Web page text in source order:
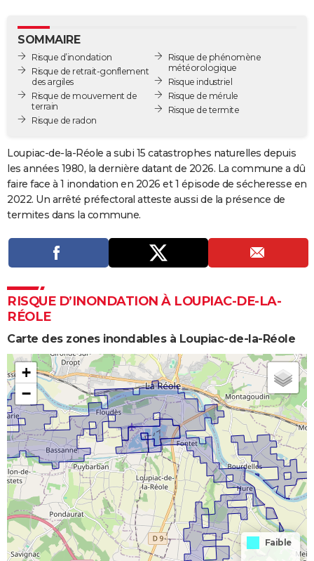
GUIDES D'ACHAT
BONS PLANS
CARTE DE VOEUX
Carte de Noël
Carte Bonne année
Carte Saint-Valentin
Carte Pâques
Carte d'anniversaire
Dictionnaire
Biographies
Citations
Expressions
Proverbes
PROGRAMME TV
COPAINS D'AVANT
S'inscrire
Se connecter
Lycées
Collèges
Primaires
Universités
Entreprises
Service militaire
Avis de recherche
AVIS DE DÉCÈS
Bricolage
Lifestyle
Culture
Sport
Auto
Television
Voyage
Cinema
SOMMAIRE
Risque d’inondation
Risque de retrait-gonflement
des argiles
Risque de mouvement de
terrain
Risque de radon
Risque de phénomène
météorologique
Risque industriel
Risque de mérule
Risque de termite
Loupiac-de-la-Réole a subi 15 catastrophes naturelles depuis
les années 1980, la dernière datant de 2026. La commune a dû
faire face à 1 inondation en 2026 et 1 épisode de sécheresse en
2022. Un arrêté préfectoral atteste aussi de la présence de
termites dans la commune.
RISQUE D’INONDATION À LOUPIAC-DE-LA-
RÉOLE
Carte des zones inondables à Loupiac-de-la-Réole
+
−
Faible